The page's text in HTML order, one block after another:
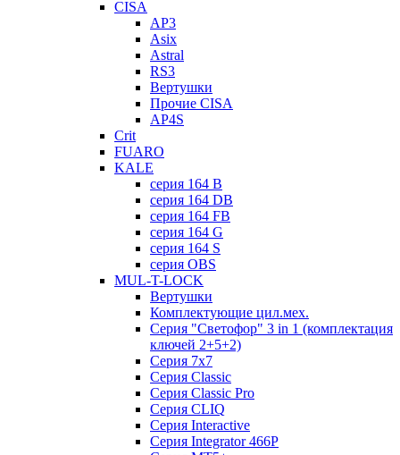
CISA
AP3
Asix
Astral
RS3
Вертушки
Прочие CISA
AP4S
Crit
FUARO
KALE
серия 164 B
серия 164 DB
серия 164 FB
серия 164 G
серия 164 S
серия OBS
MUL-T-LOCK
Вертушки
Комплектующие цил.мех.
Серия "Светофор" 3 in 1 (комплектация
ключей 2+5+2)
Серия 7х7
Серия Classic
Серия Classic Pro
Серия CLIQ
Серия Interactive
Серия Integrator 466P